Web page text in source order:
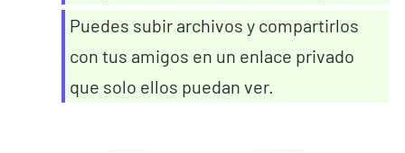
Puedes subir archivos y compartirlos
con tus amigos en un enlace privado
que solo ellos puedan ver.